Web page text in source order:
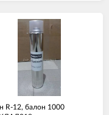
R-12, балон 1000